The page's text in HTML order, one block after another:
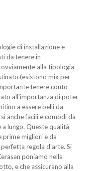
di installazione e
da tenere in
alla tipologia
(esistono mix per
tenere conto
all'importanza di poter
a essere belli da
anche facili e comodi da
lungo. Queste qualità
prime migliori e da
regola d'arte. Si
poniamo nella
e che assicurano alla